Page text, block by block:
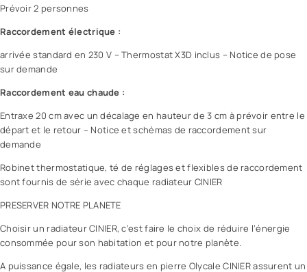
Prévoir 2 personnes
Raccordement électrique :
arrivée standard en 230 V – Thermostat X3D inclus – Notice de pose
sur demande
Raccordement eau chaude :
Entraxe 20 cm avec un décalage en hauteur de 3 cm à prévoir entre le
départ et le retour – Notice et schémas de raccordement sur
demande
Robinet thermostatique, té de réglages et flexibles de raccordement
sont fournis de série avec chaque radiateur CINIER
PRESERVER NOTRE PLANETE
Choisir un radiateur CINIER, c’est faire le choix de réduire l’énergie
consommée pour son habitation et pour notre planète.
A puissance égale, les radiateurs en pierre Olycale CINIER assurent un